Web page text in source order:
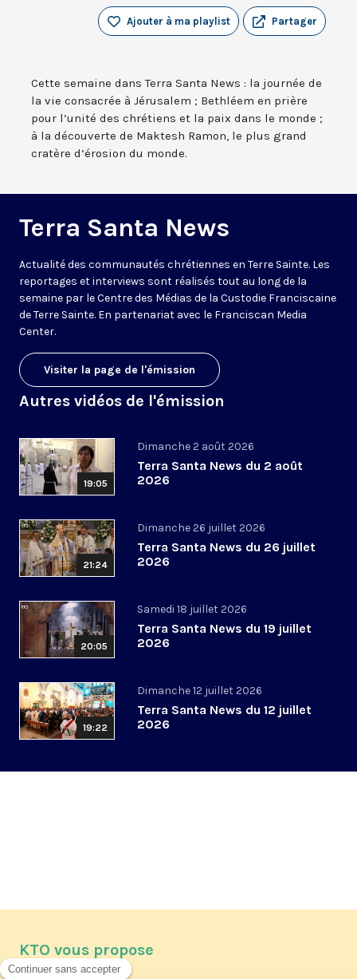
Partager
Ajouter à ma playlist
Cette semaine dans Terra Santa News : la journée de
la vie consacrée à Jérusalem ; Bethléem en prière
pour l’unité des chrétiens et la paix dans le monde ;
à la découverte de Maktesh Ramon, le plus grand
cratère d’érosion du monde.
Terra Santa News
Actualité des communautés chrétiennes en Terre Sainte. Les
reportages et interviews sont réalisés tout au long de la
semaine par le Centre des Médias de la Custodie Franciscaine
de Terre Sainte. En partenariat avec le Franciscan Media
Center.
Visiter la page de l'émission
Autres vidéos de l'émission
19:05
Dimanche 2 août 2026
Terra Santa News du 2 août
2026
21:24
Dimanche 26 juillet 2026
Terra Santa News du 26 juillet
2026
20:05
Samedi 18 juillet 2026
Terra Santa News du 19 juillet
2026
19:22
Dimanche 12 juillet 2026
Terra Santa News du 12 juillet
2026
KTO vous propose